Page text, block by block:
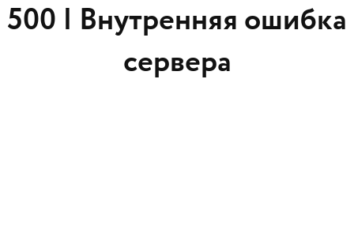
500 | Внутренняя ошибка
сервера